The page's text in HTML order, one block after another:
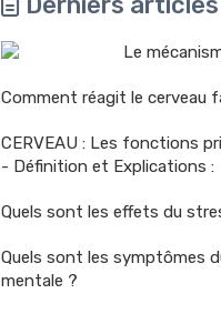
Le
Comment réagit le cerveau
CERVEAU : Les fonctions
- Définition et Explications :
Quels sont les effets du
Quels sont les symptômes
mentale ?